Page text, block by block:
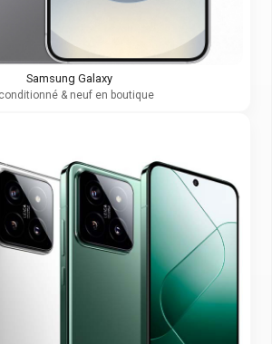
Samsung Galaxy
& neuf en boutique